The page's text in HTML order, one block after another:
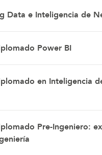
Data e Inteligencia de
Power BI
en Inteligencia
Pre-Ingeniero: